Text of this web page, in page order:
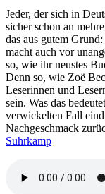
Jeder, der sich in
sicher schon an
das aus gutem
macht auch vor
so, wie ihr neustes
Denn so, wie Zoë
Leserinnen und
sein. Was das
verwickelten Fall
Nachgeschmack
Suhrkamp